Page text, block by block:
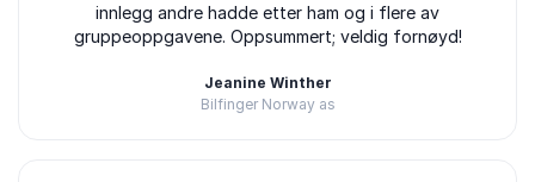
innlegg andre hadde etter ham og i flere av
gruppeoppgavene. Oppsummert; veldig fornøyd!
Jeanine Winther
Bilfinger Norway as